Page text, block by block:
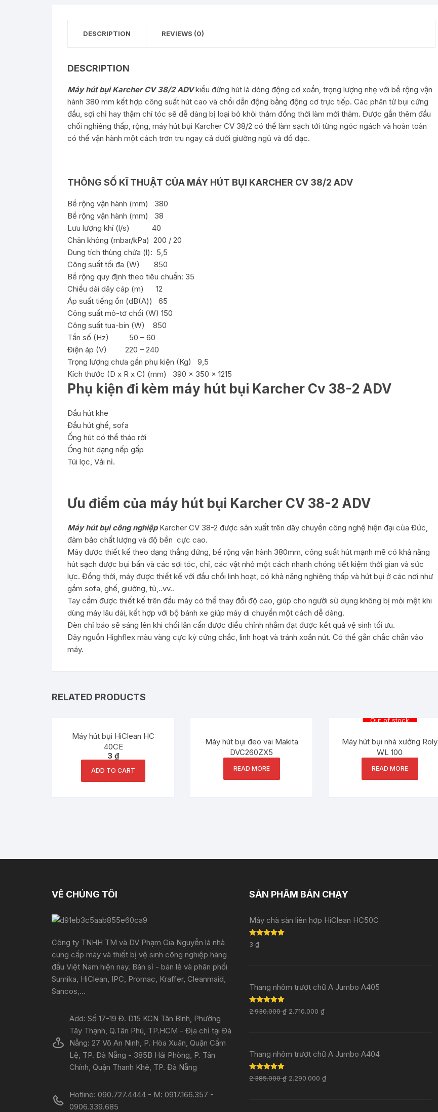
DESCRIPTION REVIEWS (0)
DESCRIPTION
Máy hút bụi Karcher CV 38/2 ADVkiểu đứng hút là dòng động cơ xoắn, trọng lượng nhẹ với bề rộng vận
hành 380 mm kết hợp công suất hút cao và chổi dẫn động bằng động cơ trực tiếp. Các phân tử bụi cứng
đầu, sợi chỉ hay thậm chí tóc sẽ dễ dàng bị loại bỏ khỏi thảm đồng thời làm mới thảm. Được gắn thêm đầu
chổi nghiêng thấp, rộng, máy hút bụi Karcher CV 38/2 có thể làm sạch tới từng ngóc ngách và hoàn toàn
có thể vận hành một cách trơn tru ngay cả dưới giường ngủ và đồ đạc.
THÔNG SỐ KĨ THUẬT CỦA MÁY HÚT BỤI KARCHER CV 38/2 ADV
Bề rộng vận hành (mm) 380
Bề rộng vận hành (mm) 38
Lưu lượng khí (l/s) 40
Chân không (mbar/kPa) 200 / 20
Dung tích thùng chứa (l): 5,5
Công suất tối đa (W) 850
Bề rộng quy định theo tiêu chuẩn: 35
Chiều dài dây cáp (m) 12
Áp suất tiếng ồn (dB(A)) 65
Công suất mô-tơ chổi (W) 150
Công suất tua-bin (W) 850
Tần số (Hz) 50 – 60
Điện áp (V) 220 – 240
Trọng lượng chưa gắn phụ kiện (Kg) 9,5
Kích thước (D x R x C) (mm) 390 x 350 x 1215
Phụ kiện đi kèm máy hút bụi Karcher Cv 38-2 ADV
Đầu hút khe
Đầu hút ghế, sofa
Ống hút có thể tháo rời
Ống hút dạng nếp gấp
Túi lọc, Vải nỉ.
Ưu điểm của máy hút bụi Karcher CV 38-2 ADV
Máy hút bụi công nghiệpKarcher CV 38-2 được sản xuất trên dây chuyền công nghệ hiện đại của Đức,
đảm bảo chất lượng và độ bền cực cao.
Máy được thiết kế theo dạng thẳng đứng, bề rộng vận hành 380mm, công suất hút mạnh mẽ có khả năng
hút sạch được bụi bẩn và các sợi tóc, chỉ, các vật nhỏ một cách nhanh chóng tiết kiệm thời gian và sức
lực. Đồng thời, máy được thiết kế với đầu chổi linh hoạt, có khả năng nghiêng thấp và hút bụi ở các nơi như
gầm sofa, ghế, giường, tủ,..vv..
Tay cầm được thiết kế trên đầu máy có thể thay đổi độ cao, giúp cho người sử dụng không bị mỏi mệt khi
dùng máy lâu dài, kết hợp với bộ bánh xe giúp máy di chuyển một cách dễ dàng.
Đèn chỉ báo sẽ sáng lên khi chổi lăn cần được điều chỉnh nhằm đạt được kết quả vệ sinh tối ưu.
Dây nguồn Highflex màu vàng cực kỳ cứng chắc, linh hoạt và tránh xoắn nút. Có thể gắn chắc chắn vào
máy.
RELATED PRODUCTS
Máy hút bụi HiClean HC
40CE
3 ₫
ADD TO CART
Máy hút bụi đeo vai Makita
DVC260ZX5
READ MORE
Out of stock
Máy hút bụi nhà xưởng Roly
WL 100
READ MORE
VỀ CHÚNG TÔI
Công ty TNHH TM và DV Phạm Gia Nguyễn là nhà
cung cấp máy và thiết bị vệ sinh công nghiệp hàng
đầu Việt Nam hiện nay. Bán sỉ - bán lẻ và phân phối
Sumika, HiClean, IPC, Promac, Kraffer, Cleanmaid,
Sancos,...
Add: Số 17-19 Đ. D15 KCN Tân Bình, Phường
Tây Thạnh, Q.Tân Phú, TP.HCM - Địa chỉ tại Đà
Nẵng: 27 Võ An Ninh, P. Hòa Xuân, Quận Cẩm
Lệ, TP. Đà Nẵng - 385B Hải Phòng, P. Tân
Chính, Quận Thanh Khê, TP. Đà Nẵng
Hotline: 090.727.4444 - M: 0917.166.357 -
0906.339.685
SẢN PHẨM BÁN CHẠY
Máy chà sàn liên hợp HiClean HC50C
Rated
out of 5
3 ₫
Thang nhôm trượt chữ A Jumbo A405
Rated 5.00
out of 5
2.930.000₫ 2.710.000 ₫
Thang nhôm trượt chữ A Jumbo A404
Rated 5.00
out of 5
2.385.000₫ 2.290.000 ₫